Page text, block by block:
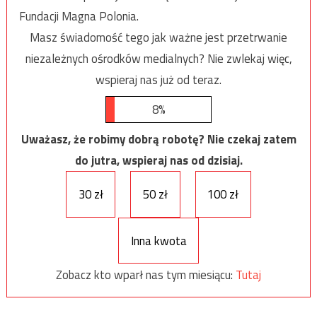
Fundacji Magna Polonia.
Masz świadomość tego jak ważne jest przetrwanie
niezależnych ośrodków medialnych? Nie zwlekaj więc,
wspieraj nas już od teraz.
8%
Uważasz, że robimy dobrą robotę? Nie czekaj zatem
do jutra, wspieraj nas od dzisiaj.
30 zł
50 zł 100 zł
Inna kwota
Zobacz kto wparł nas tym miesiącu: Tutaj